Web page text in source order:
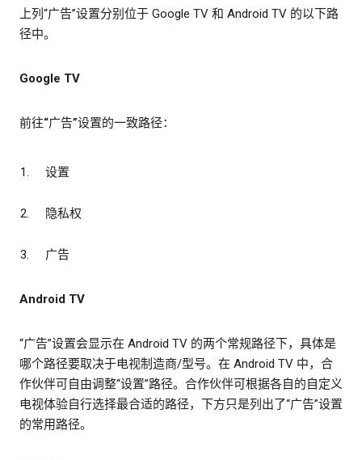
上列“广告”设置分别位于 Google TV 和 Android TV 的以下路
径中。
Google TV
前往“广告”设置的一致路径：
设置
隐私权
广告
Android TV
“广告”设置会显示在 Android TV 的两个常规路径下，具体是
哪个路径要取决于电视制造商/型号。在 Android TV 中，合
作伙伴可自由调整“设置”路径。合作伙伴可根据各自的自定义
电视体验自行选择最合适的路径，下方只是列出了“广告”设置
的常用路径。